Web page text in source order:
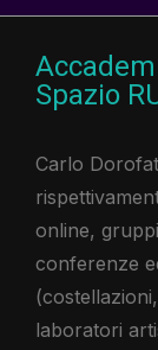
Spazio
Carlo
online,
conferenze
laboratori